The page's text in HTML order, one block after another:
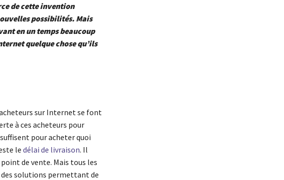
de cette invention
possibilités. Mais
en un temps beaucoup
quelque chose qu’ils
sur Internet se font
à ces acheteurs pour
pour acheter quoi
ledélai de livraison. Il
de vente. Mais tous les
solutions permettant de